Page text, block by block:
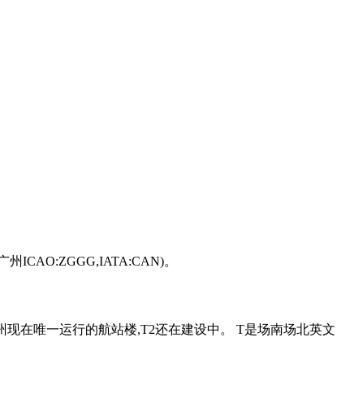
州ICAO:ZGGG,IATA:CAN)。
现在唯一运行的航站楼,T2还在建设中。 T是场南场北英文